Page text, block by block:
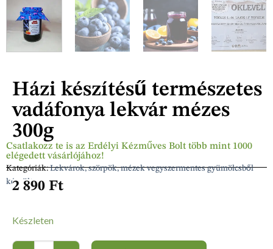
Csatlakozz te is az Erdélyi Kézműves Bolt több mint 1000
elégedett vásárlójához!
Kategóriák:Lekvárok, szörpök, mézek vegyszermentes gyümölcsből
készült
Házi készítésű természetes
vadáfonya lekvár mézes
300g
2 890 Ft
Készleten